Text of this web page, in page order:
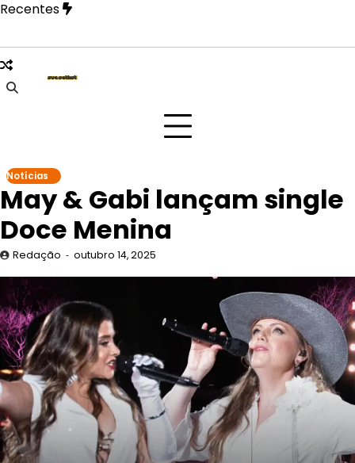
Skip
content
Recentes
Paulo na festa Tangerica antes de apresentação no
Notícias
May & Gabi lançam single
Doce Menina
Redação outubro 14, 2025